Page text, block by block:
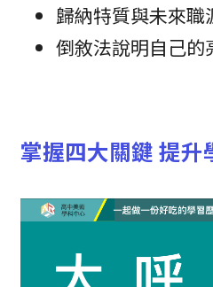
歸納特質與未來職
倒敘法說明自己的
掌握四大關鍵 提升